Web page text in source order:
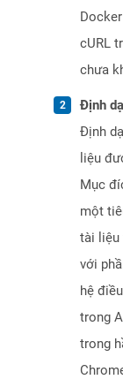
cURL
chưa
Định
Định
liệu
Mục
một
tài liệu
với
hệ
trong
trong